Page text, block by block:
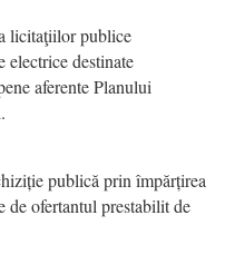
licitaţiilor publice
electrice destinate
aferente Planului
publică prin împărțirea
de ofertantul prestabilit de